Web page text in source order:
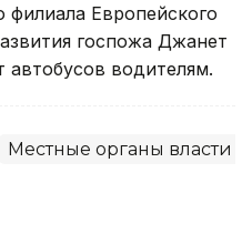
филиала Европейского
госпожа Джанет
водителям.
Местные органы власти